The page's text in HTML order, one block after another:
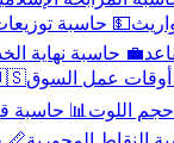
💵 حاسبة
💼 حاسبة نهاية
عمل السوق
اللوت 📊 حاسبة